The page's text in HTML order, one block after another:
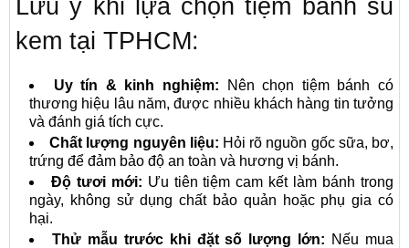
Lưu ý khi lựa chọn tiệm bánh su
kem tại TPHCM:
Uy tín & kinh nghiệm: Nên chọn tiệm bánh có
thương hiệu lâu năm, được nhiều khách hàng tin tưởng
và đánh giá tích cực.
Chất lượng nguyên liệu: Hỏi rõ nguồn gốc sữa, bơ,
trứng để đảm bảo độ an toàn và hương vị bánh.
Độ tươi mới: Ưu tiên tiệm cam kết làm bánh trong
ngày, không sử dụng chất bảo quản hoặc phụ gia có
hại.
Thử mẫu trước khi đặt số lượng lớn: Nếu mua